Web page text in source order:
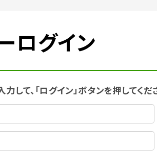
ログイン
して、「ログイン」ボタンを押してくだ